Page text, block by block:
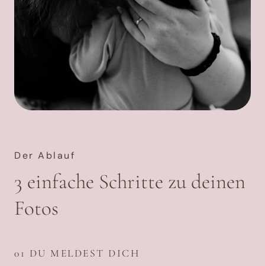
Der Ablauf
3 einfache Schritte zu deinen
Fotos
01 DU MELDEST DICH